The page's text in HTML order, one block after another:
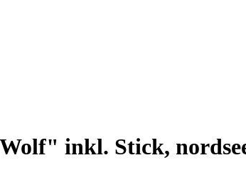
inkl. Stick,